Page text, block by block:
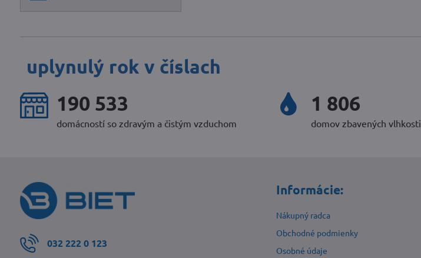
uplynulý rok v číslach
252 567
domácností so zdravým a čistým vzduchom
2 394
domov zbavených vlhkosti
032 222 0 123
Informácie:
Nákupný radca
Obchodné podmienky
Osobné údaje